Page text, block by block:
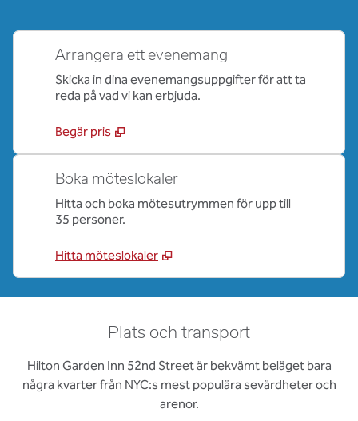
Arrangera ett evenemang
Skicka in dina evenemangsuppgifter för att ta
reda på vad vi kan erbjuda.
Begär pris
Boka möteslokaler
Hitta och boka mötesutrymmen för upp till
35 personer.
Hitta möteslokaler
Plats och transport
Hilton Garden Inn 52nd Street är bekvämt beläget bara
några kvarter från NYC:s mest populära sevärdheter och
arenor.